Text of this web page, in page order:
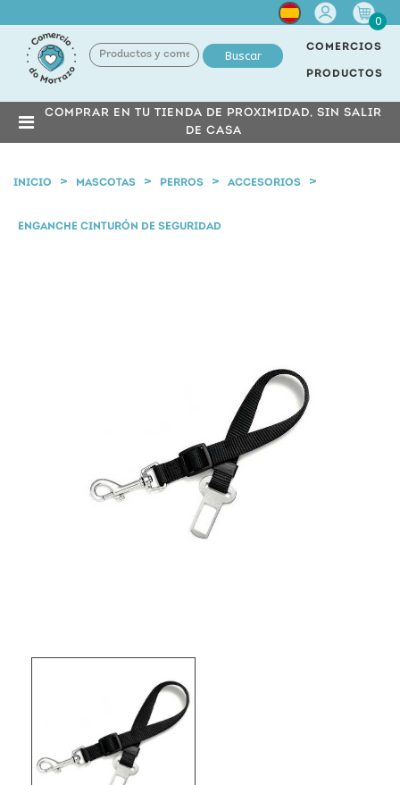
Cuenta
0
Buscar
COMERCIOS
PRODUCTOS
COMPRAR EN TU TIENDA DE PROXIMIDAD, SIN SALIR
DE CASA
INICIO MASCOTAS PERROS ACCESORIOS
ENGANCHE CINTURÓN DE SEGURIDAD